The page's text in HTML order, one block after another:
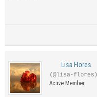
Lisa Flores
(@lisa-flores)
Active Member